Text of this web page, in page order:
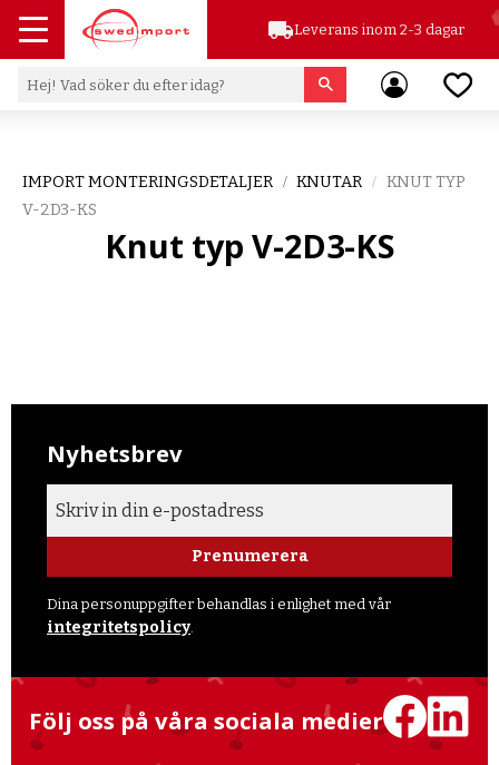
Meny
local_shippingLeverans inom 2-3 dagar
IMPORT MONTERINGSDETALJER KNUTAR
KNUT TYP
V-2D3-KS
Knut typ V-2D3-KS
Nyhetsbrev
Prenumerera
Dina personuppgifter behandlas i enlighet med vår
integritetspolicy
Följ oss på våra sociala medier